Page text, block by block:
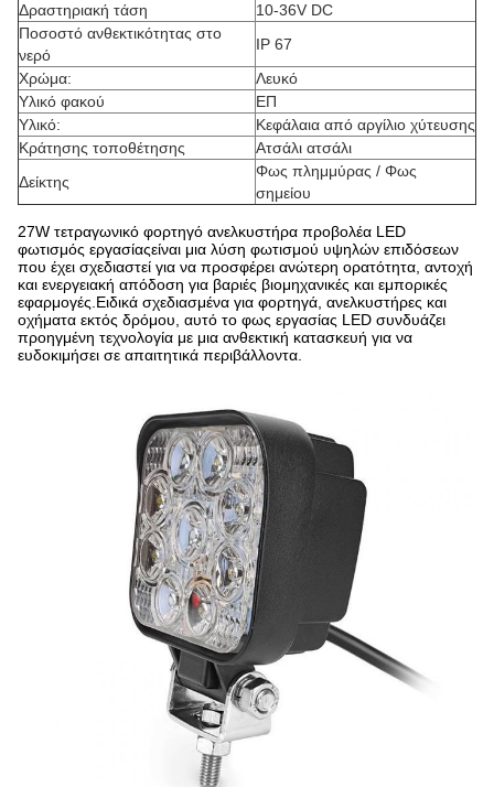
Δραστηριακή τάση
10-36V DC
Ποσοστό ανθεκτικότητας στο
νερό
IP 67
Χρώμα:
Λευκό
Υλικό φακού
ΕΠ
Υλικό:
Κεφάλαια από αργίλιο χύτευσης
Κράτησης τοποθέτησης
Ατσάλι ατσάλι
Δείκτης
Φως πλημμύρας / Φως
σημείου
27W τετραγωνικό φορτηγό ανελκυστήρα προβολέα LED
φωτισμός εργασίαςείναι μια λύση φωτισμού υψηλών επιδόσεων
που έχει σχεδιαστεί για να προσφέρει ανώτερη ορατότητα, αντοχή
και ενεργειακή απόδοση για βαριές βιομηχανικές και εμπορικές
εφαρμογές.Ειδικά σχεδιασμένα για φορτηγά, ανελκυστήρες και
οχήματα εκτός δρόμου, αυτό το φως εργασίας LED συνδυάζει
προηγμένη τεχνολογία με μια ανθεκτική κατασκευή για να
ευδοκιμήσει σε απαιτητικά περιβάλλοντα.